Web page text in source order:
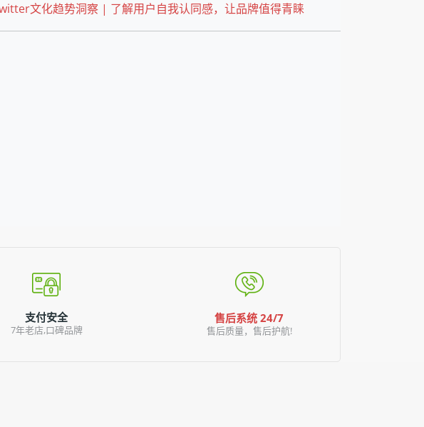
文化趋势洞察 | 了解用户自我认同感，让品牌值得青睐
支付安全
7年老店,口碑品牌
售后系统 24/7
售后质量，售后护航!